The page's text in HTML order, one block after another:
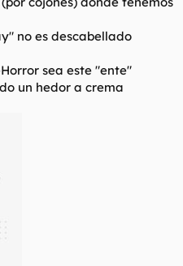
no es descabellado
sea este "ente"
un hedor a crema